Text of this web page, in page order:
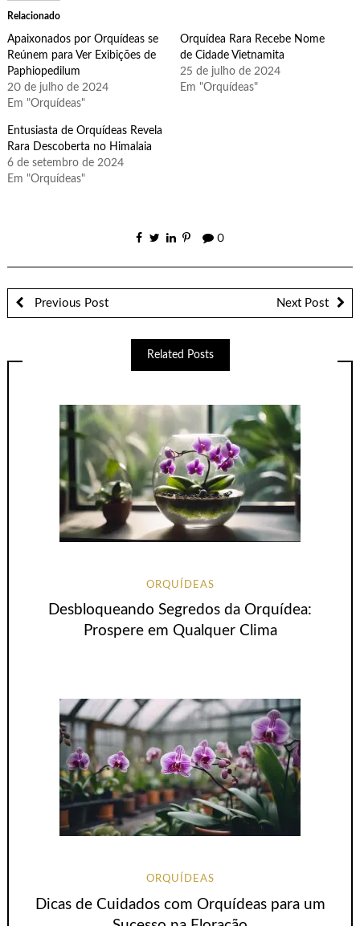
Relacionado
Apaixonados por Orquídeas se
Reúnem para Ver Exibições de
Paphiopedilum
20 de julho de 2024
Em "Orquídeas"
Orquídea Rara Recebe Nome
de Cidade Vietnamita
25 de julho de 2024
Em "Orquídeas"
Entusiasta de Orquídeas Revela
Rara Descoberta no Himalaia
6 de setembro de 2024
Em "Orquídeas"
0
Previous Post Next Post
Related Posts
ORQUÍDEAS
Desbloqueando Segredos da Orquídea:
Prospere em Qualquer Clima
ORQUÍDEAS
Dicas de Cuidados com Orquídeas para um